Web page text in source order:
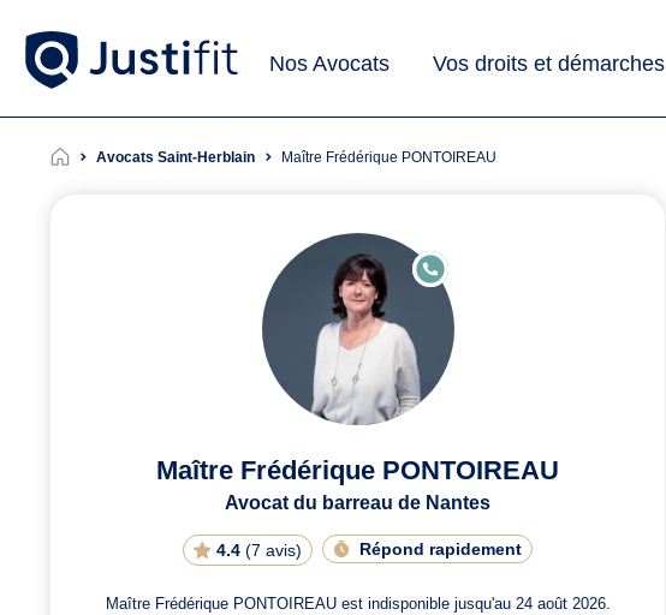
Nos Avocats Vos droits et démarches
Avocats Saint-Herblain Maître Frédérique PONTOIREAU
E
N
Maître Frédérique PONTOIREAU
Avocat du barreau de Nantes
4.4(7 avis) Répond rapidement
Maître Frédérique PONTOIREAU est indisponible jusqu'au 24 août 2026.